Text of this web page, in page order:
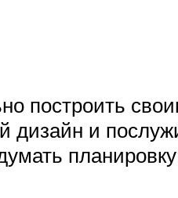
построить
дизайн и